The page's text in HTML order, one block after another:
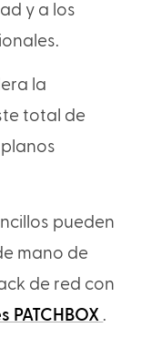
y a los
la
total de
pueden
mano de
de red con
.